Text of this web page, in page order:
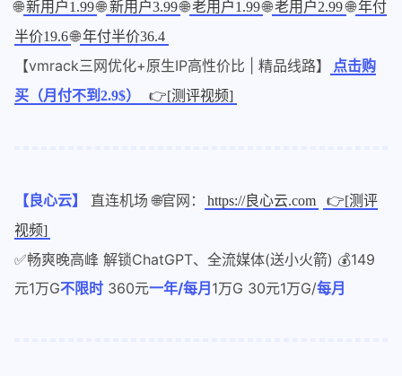
🌐新用户1.99🌐 新用户3.99🌐老用户1.99🌐老用户2.99 🌐 年付
半价19.6🌐年付半价36.4
【vmrack三网优化+原生IP高性价比 | 精品线路】
点击购
买（月付不到2.9$）
👉[测评视频]
【良心云】 直连机场 🌐官网： https://良心云.com
👉[测评
视频]
✅畅爽晚高峰 解锁ChatGPT、全流媒体(送小火箭) 💰149
元1万G不限时 360元一年/每月1万G 30元1万G/每月